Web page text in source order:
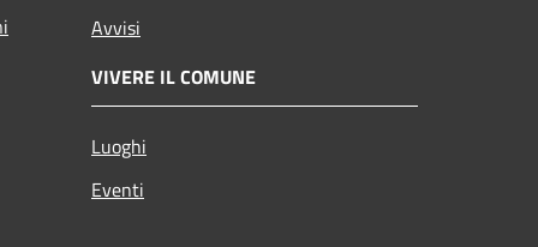
Avvisi
VIVERE IL COMUNE
Luoghi
Eventi